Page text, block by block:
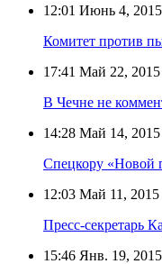
12:01 Июнь 4, 2015
Комитет против
17:41 Май 22, 2015
В Чечне не
14:28 Май 14, 2015
Спецкору «Новой
12:03 Май 11, 2015
Пресс-секретарь
15:46 Янв. 19, 2015